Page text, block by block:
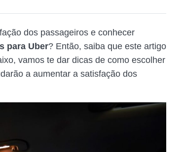
dos passageiros e conhecer
para Uber? Então, saiba que este artigo
vamos te dar dicas de como escolher
a aumentar a satisfação dos